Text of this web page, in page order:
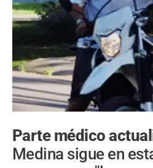
Parte médico
Medina sigue en